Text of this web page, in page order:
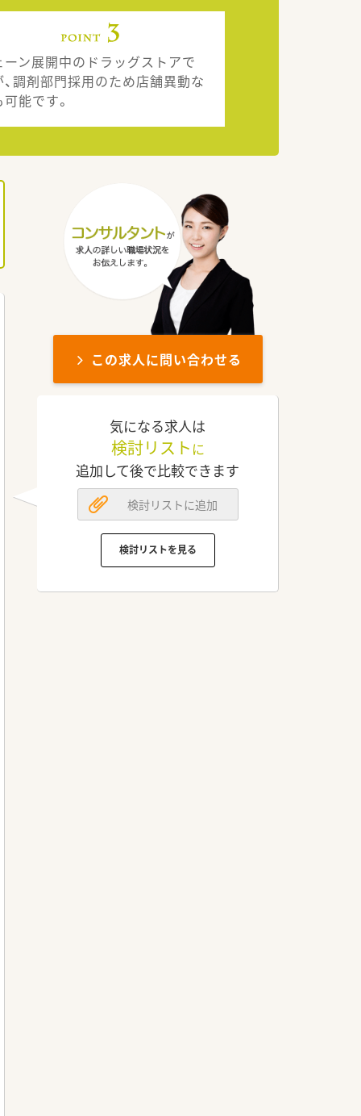
ーン展開中のドラッグストアで
、調剤部門採用のため店舗異動な
可能です。
この求人に問い合わせる
気になる求人は
検討リスト に
追加して後で比較できます
検討リストに追加
検討リストを見る